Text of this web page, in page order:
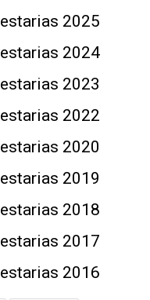
2025
2024
2023
2022
2020
2019
2018
2017
2016